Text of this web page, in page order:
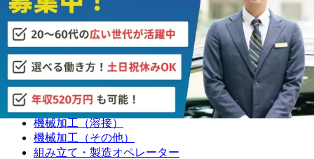
電気主任技術者
製造職
機械加工（旋盤）
機械加工（マシニング）
機械加工（プレス・板金）
機械加工（樹脂）
機械加工（溶接）
機械加工（その他）
組み立て・製造オペレーター